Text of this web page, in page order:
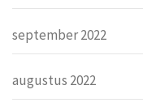
september 2022
augustus 2022